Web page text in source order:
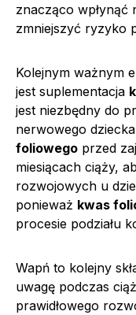
znacząco wpłynąć
zmniejszyć ryzyko
Kolejnym ważnym
jest suplementacja
jest niezbędny do
nerwowego
foliowego przed
miesiącach ciąży,
rozwojowych u
ponieważ kwas
procesie podziału
Wapń to kolejny
uwagę podczas
prawidłowego